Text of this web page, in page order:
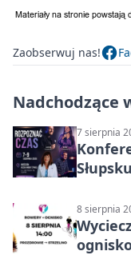
Zaobserwuj nas!
Nadchodzące
7 sierpnia
Słupsku
8 sierpnia